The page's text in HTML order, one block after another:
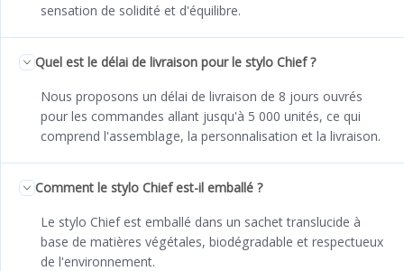
sensation de solidité et d'équilibre.
Quel est le délai de livraison pour le stylo Chief ?
Nous proposons un délai de livraison de 8 jours ouvrés
pour les commandes allant jusqu'à 5 000 unités, ce qui
comprend l'assemblage, la personnalisation et la livraison.
Comment le stylo Chief est-il emballé ?
Le stylo Chief est emballé dans un sachet translucide à
base de matières végétales, biodégradable et respectueux
de l'environnement.